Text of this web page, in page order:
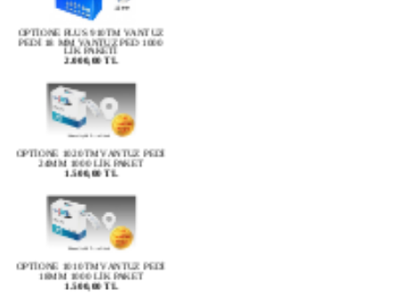
OPTİONE PLUS 910TM VANTUZ
PEDİ 18 MM VANTUZ PED 1000
LİK PAKETİ
2.000,00 TL
OPTİONE 1020TM VANTUZ PEDİ
1.500,00 TL
OPTİONE 1010TM VANTUZ PEDİ
1.500,00 TL